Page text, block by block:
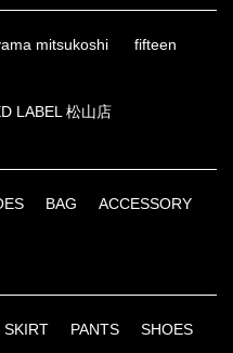
mitsukoshi fifteen
LABEL 松山店
BAG ACCESSORY
SKIRT PANTS SHOES